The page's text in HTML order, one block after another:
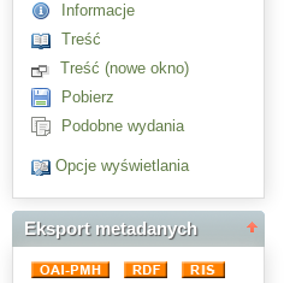
Informacje
Treść
Treść (nowe okno)
Pobierz
Podobne wydania
Opcje wyświetlania
Eksport metadanych